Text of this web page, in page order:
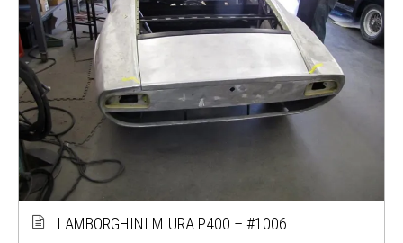
LAMBORGHINI MIURA P400 – #1006